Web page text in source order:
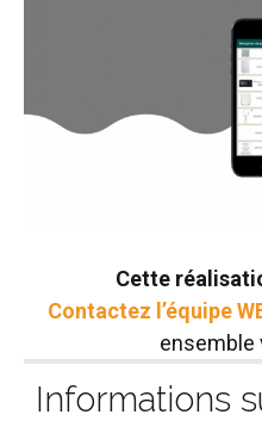
Cette
Contactez l’équipe
ensemble
Informations